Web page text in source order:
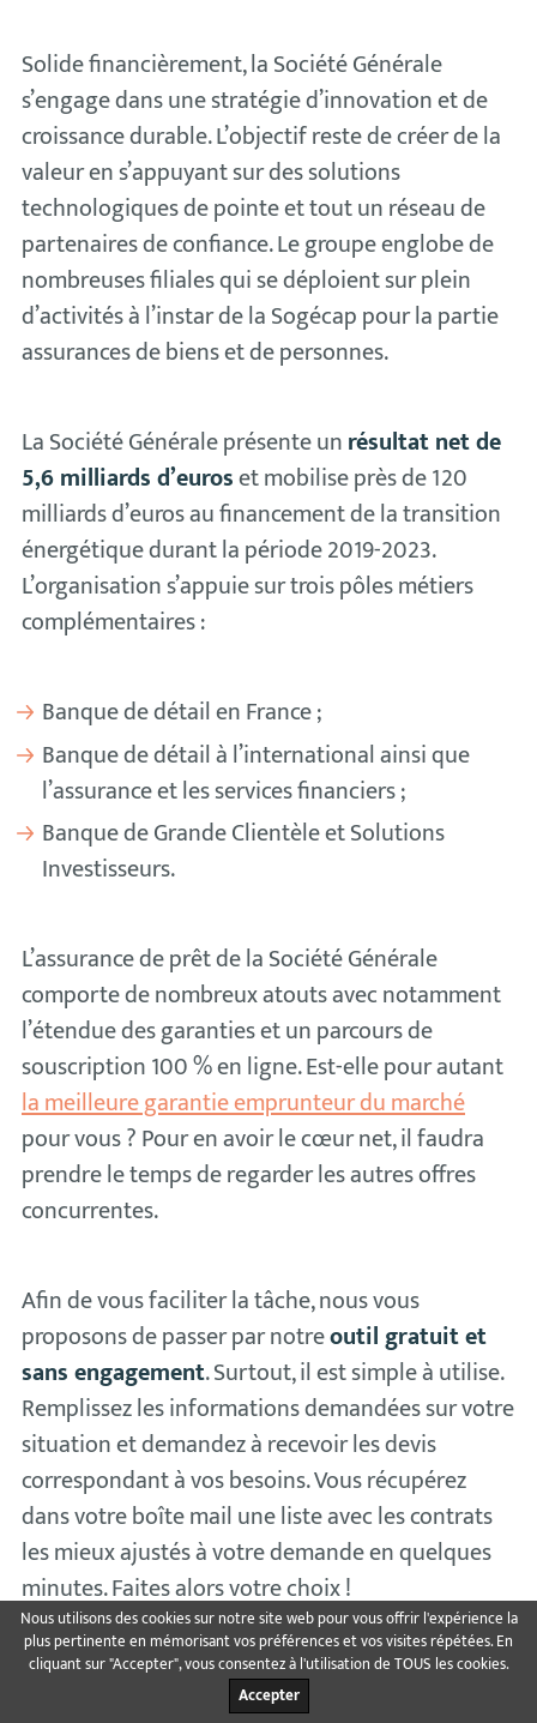
Solide financièrement, la Société Générale
s’engage dans une stratégie d’innovation et de
croissance durable. L’objectif reste de créer de la
valeur en s’appuyant sur des solutions
technologiques de pointe et tout un réseau de
partenaires de confiance. Le groupe englobe de
nombreuses filiales qui se déploient sur plein
d’activités à l’instar de la Sogécap pour la partie
assurances de biens et de personnes.
La Société Générale présente unrésultat net de
5,6 milliards d’euroset mobilise près de 120
milliards d’euros au financement de la transition
énergétique durant la période 2019-2023.
L’organisation s’appuie sur trois pôles métiers
complémentaires :
Banque de détail en France ;
Banque de détail à l’international ainsi que
l’assurance et les services financiers ;
Banque de Grande Clientèle et Solutions
Investisseurs.
L’assurance de prêt de la Société Générale
comporte de nombreux atouts avec notamment
l’étendue des garanties et un parcours de
souscription 100 % en ligne. Est-elle pour autant
la meilleure garantie emprunteur du marché
pour vous ? Pour en avoir le cœur net, il faudra
prendre le temps de regarder les autres offres
concurrentes.
Afin de vous faciliter la tâche, nous vous
proposons de passer par notreoutil gratuit et
sans engagement. Surtout, il est simple à utilise.
Remplissez les informations demandées sur votre
situation et demandez à recevoir les devis
correspondant à vos besoins. Vous récupérez
dans votre boîte mail une liste avec les contrats
les mieux ajustés à votre demande en quelques
minutes. Faites alors votre choix !
Nous utilisons des cookies sur notre site web pour vous offrir l'expérience la
plus pertinente en mémorisant vos préférences et vos visites répétées. En
cliquant sur "Accepter", vous consentez à l'utilisation de TOUS les cookies.
Accepter